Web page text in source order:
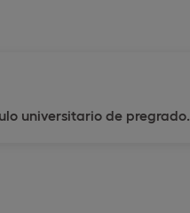
universitario de pregrado.